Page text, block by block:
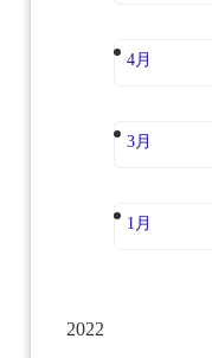
4月
3月
1月
2022